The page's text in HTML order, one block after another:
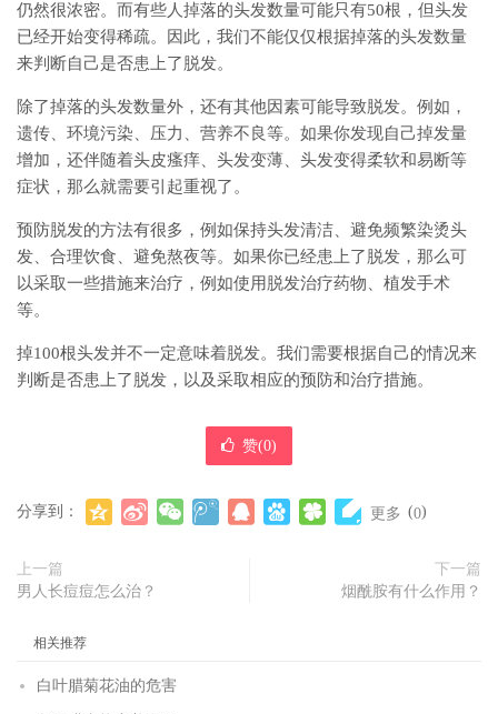
仍然很浓密。而有些人掉落的头发数量可能只有50根，但头发
已经开始变得稀疏。因此，我们不能仅仅根据掉落的头发数量
来判断自己是否患上了脱发。
除了掉落的头发数量外，还有其他因素可能导致脱发。例如，
遗传、环境污染、压力、营养不良等。如果你发现自己掉发量
增加，还伴随着头皮瘙痒、头发变薄、头发变得柔软和易断等
症状，那么就需要引起重视了。
预防脱发的方法有很多，例如保持头发清洁、避免频繁染烫头
发、合理饮食、避免熬夜等。如果你已经患上了脱发，那么可
以采取一些措施来治疗，例如使用脱发治疗药物、植发手术
等。
掉100根头发并不一定意味着脱发。我们需要根据自己的情况来
判断是否患上了脱发，以及采取相应的预防和治疗措施。
赞(0)
分享到： 更多 (0)
上一篇
男人长痘痘怎么治？
下一篇
烟酰胺有什么作用？
相关推荐
白叶腊菊花油的危害